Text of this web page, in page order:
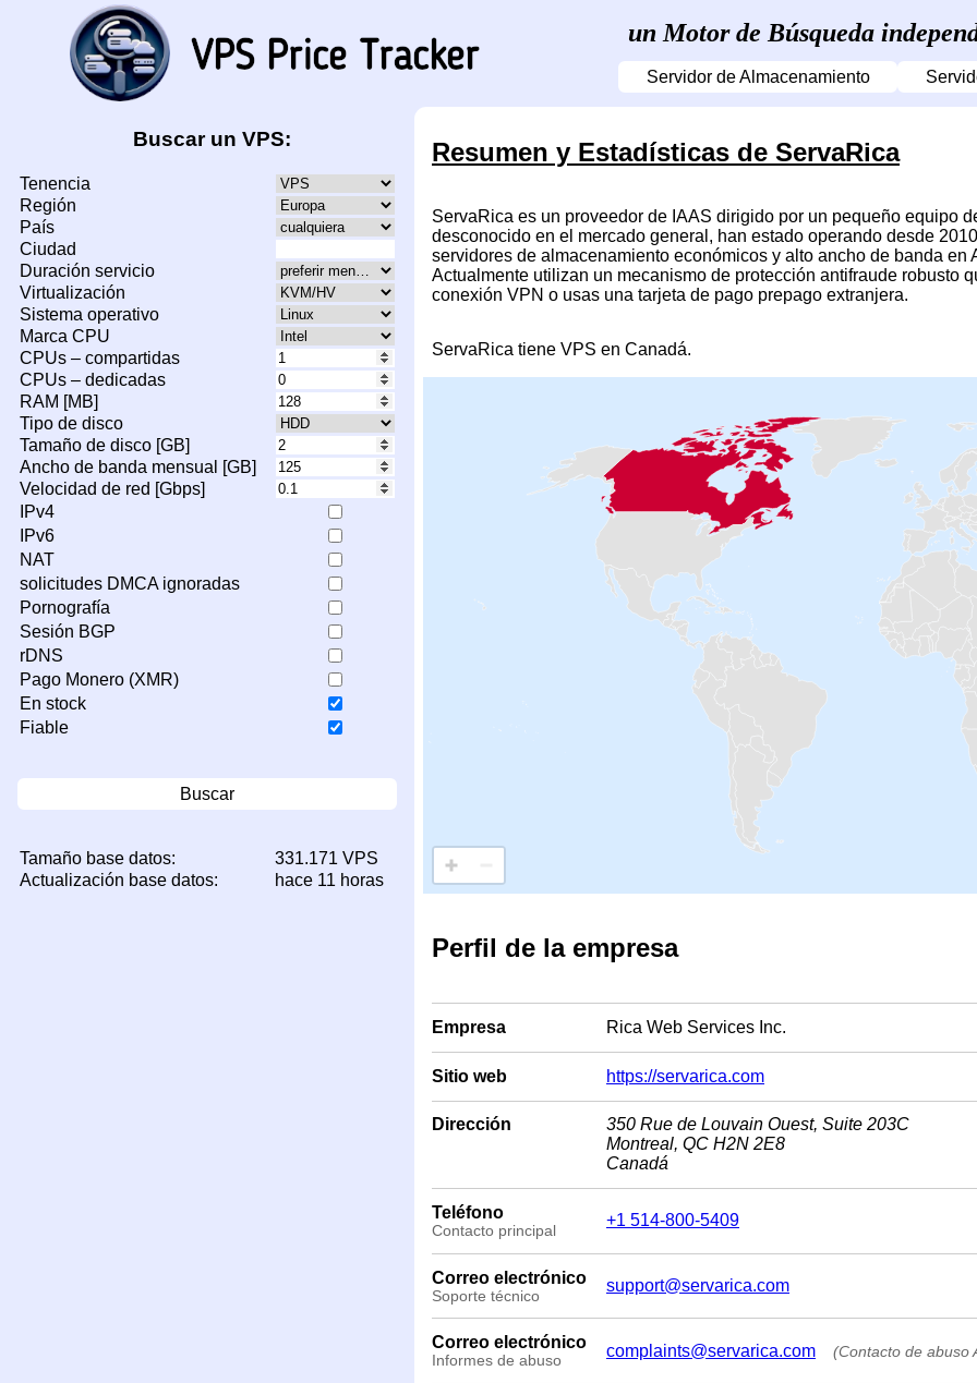
un Motor de Búsqueda
Servidor de Almacenamiento
Buscar un VPS:
Tenencia
Región
País
Ciudad
Duración servicio
Virtualización
Sistema operativo
Marca CPU
CPUs – compartidas
CPUs – dedicadas
RAM [MB]
Tipo de disco
Tamaño de disco [GB]
Ancho de banda mensual [GB]
Velocidad de red [Gbps]
IPv4
IPv6
NAT
solicitudes DMCA ignoradas
Pornografía
Sesión BGP
rDNS
Pago Monero (XMR)
En stock
Fiable
Buscar
Tamaño base datos:
331.171 VPS
Actualización base datos:
hace 11 horas
Resumen y Estadísticas de ServaRica
ServaRica es un proveedor de IAAS dirigido por un pequeño equipo
desconocido en el mercado general, han estado operando desde
servidores de almacenamiento económicos y alto ancho de banda
Actualmente utilizan un mecanismo de protección antifraude robusto
conexión VPN o usas una tarjeta de pago prepago extranjera.
ServaRica tiene VPS en Canadá.
Perfil de la empresa
Empresa Rica Web Services Inc.
Sitio web https://servarica.com
Dirección
350 Rue de Louvain Ouest, Suite 203C
Montreal, QC H2N 2E8
Canadá
Teléfono
Contacto principal
+1 514-800-5409
Correo electrónico
Soporte técnico
support@servarica.com
Correo electrónico
Informes de abuso
complaints@servarica.com (Contacto de abuso